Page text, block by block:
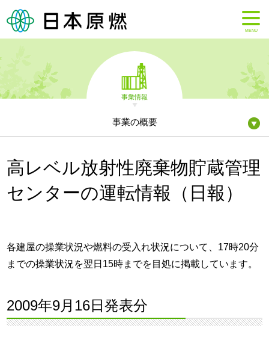
MENU
事業情報
事業の概要
高レベル放射性廃棄物貯蔵管理
センターの運転情報（日報）
各建屋の操業状況や燃料の受入れ状況について、17時20分
までの操業状況を翌日15時までを目処に掲載しています。
2009年9月16日発表分